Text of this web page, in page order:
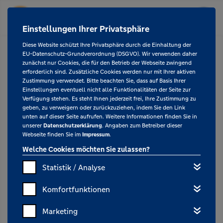
Einstellungen Ihrer Privatsphäre
Diese Website schützt Ihre Privatsphäre durch die Einhaltung der
EU-Datenschutz-Grundverordnung (DSGVO). Wir verwenden daher
zunächst nur Cookies, die für den Betrieb der Webseite zwingend
erforderlich sind. Zusätzliche Cookies werden nur mit Ihrer aktiven
Zustimmung verwendet. Bitte beachten Sie, dass auf Basis Ihrer
Einstellungen eventuell nicht alle Funktionalitäten der Seite zur
Verfügung stehen. Es steht Ihnen jederzeit frei, Ihre Zustimmung zu
geben, zu verweigern oder zurückzuziehen, indem Sie den Link
unten auf dieser Seite aufrufen. Weitere Informationen finden Sie in
unserer Datenschutzerklärung. Angaben zum Betreiber dieser
Webseite finden Sie im Impressum.
Welche Cookies möchten Sie zulassen?
Statistik / Analyse
Komfortfunktionen
Marketing